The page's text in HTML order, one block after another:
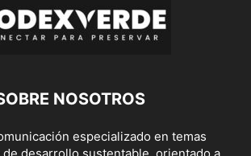
NOSOTROS
especializado en temas